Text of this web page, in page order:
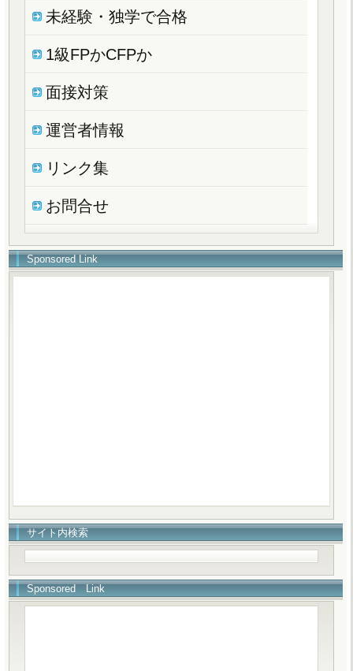
未経験・独学で合格
1級FPかCFPか
面接対策
運営者情報
リンク集
お問合せ
Sponsored Link
サイト内検索
Sponsored Link